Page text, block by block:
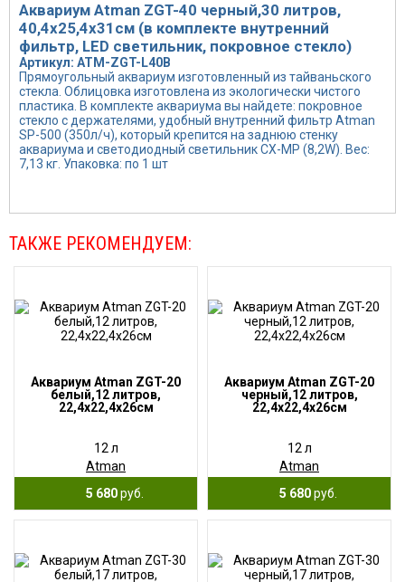
Аквариум Atman ZGT-40 черный,30 литров,
40,4х25,4х31см (в комплекте внутренний
фильтр, LED светильник, покровное стекло)
Артикул: ATM-ZGT-L40B
Прямоугольный аквариум изготовленный из тайваньского
стекла. Облицовка изготовлена из экологически чистого
пластика. В комплекте аквариума вы найдете: покровное
стекло с держателями, удобный внутренний фильтр Atman
SP-500 (350л/ч), который крепится на заднюю стенку
аквариума и светодиодный светильник CX-MP (8,2W). Вес:
7,13 кг. Упаковка: по 1 шт
ТАКЖЕ РЕКОМЕНДУЕМ:
Аквариум Atman ZGT-20
белый,12 литров,
22,4х22,4х26см
12 л
Atman
5 680руб.
Аквариум Atman ZGT-20
черный,12 литров,
22,4х22,4х26см
12 л
Atman
5 680руб.